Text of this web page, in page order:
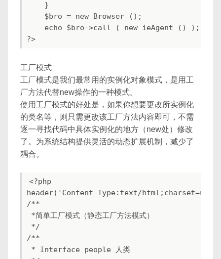
    }
    $bro = new Browser ();
    echo $bro->call ( new ieAgent () );
工厂模式
工厂模式是我们最常用的实例化对象模式，是用工
厂方法代替new操作的一种模式。
使用工厂模式的好处是，如果你想要更改所实例化
的类名等，则只需更改该工厂方法内容即可，不需
逐一寻找代码中具体实例化的地方（new处）修改
了。为系统结构提供灵活的动态扩展机制，减少了
耦合。
<?php
header('Content-Type:text/
/**
*简单工厂模式（静态工厂方法模式）
*/
/**
* Interface people 人类